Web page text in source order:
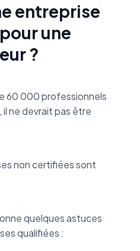
entreprise
une
?
60 000 professionnels
il ne devrait pas être
non certifiées sont
quelques astuces
qualifiées :